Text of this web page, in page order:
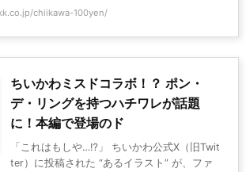
chiikawa-100yen/
ちいかわミスドコラボ！？ ポン・
デ・リングを持つハチワレが話題
に！本編で登場のド
「これはもしや…⁉」 ちいかわ公式X（旧Twit
ter）に投稿された “あるイラスト” が、ファ